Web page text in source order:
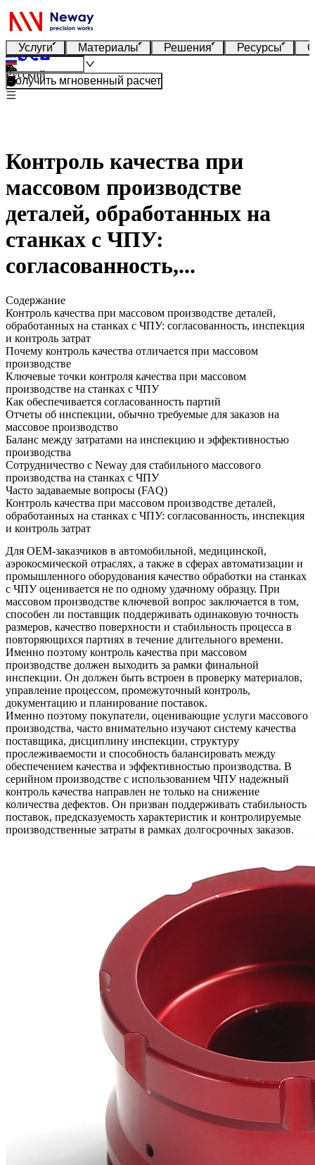
Услуги Материалы Решения Ресурсы
Русский
Получить мгновенный расчет
Контроль качества при
массовом производстве
деталей, обработанных на
станках с ЧПУ:
согласованность,...
Содержание
Контроль качества при массовом производстве деталей,
обработанных на станках с ЧПУ: согласованность, инспекция
и контроль затрат
Почему контроль качества отличается при массовом
производстве
Ключевые точки контроля качества при массовом
производстве на станках с ЧПУ
Как обеспечивается согласованность партий
Отчеты об инспекции, обычно требуемые для заказов на
массовое производство
Баланс между затратами на инспекцию и эффективностью
производства
Сотрудничество с Neway для стабильного массового
производства на станках с ЧПУ
Часто задаваемые вопросы (FAQ)
Контроль качества при массовом производстве деталей,
обработанных на станках с ЧПУ: согласованность, инспекция
и контроль затрат
Для OEM-заказчиков в автомобильной, медицинской,
аэрокосмической отраслях, а также в сферах автоматизации и
промышленного оборудования качество обработки на станках
с ЧПУ оценивается не по одному удачному образцу. При
массовом производстве ключевой вопрос заключается в том,
способен ли поставщик поддерживать одинаковую точность
размеров, качество поверхности и стабильность процесса в
повторяющихся партиях в течение длительного времени.
Именно поэтому контроль качества при массовом
производстве должен выходить за рамки финальной
инспекции. Он должен быть встроен в проверку материалов,
управление процессом, промежуточный контроль,
документацию и планирование поставок.
Именно поэтому покупатели, оценивающие услуги массового
производства, часто внимательно изучают систему качества
поставщика, дисциплину инспекции, структуру
прослеживаемости и способность балансировать между
обеспечением качества и эффективностью производства. В
серийном производстве с использованием ЧПУ надежный
контроль качества направлен не только на снижение
количества дефектов. Он призван поддерживать стабильность
поставок, предсказуемость характеристик и контролируемые
производственные затраты в рамках долгосрочных заказов.